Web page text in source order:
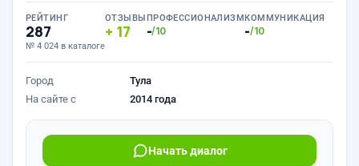
РЕЙТИНГ
287
№ 4 024 в каталоге
ОТЗЫВЫ
17
ПРОФЕССИОНАЛИЗМ
-/10
КОММУНИКАЦИЯ
-/10
Город
Тула
На сайте с
2014 года
Начать диалог